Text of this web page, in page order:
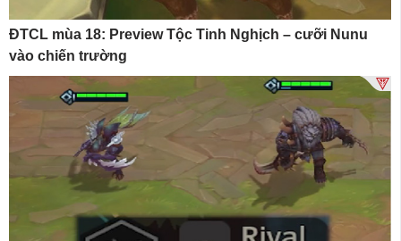
ĐTCL mùa 18: Preview Tộc Tinh Nghịch – cưỡi Nunu
vào chiến trường